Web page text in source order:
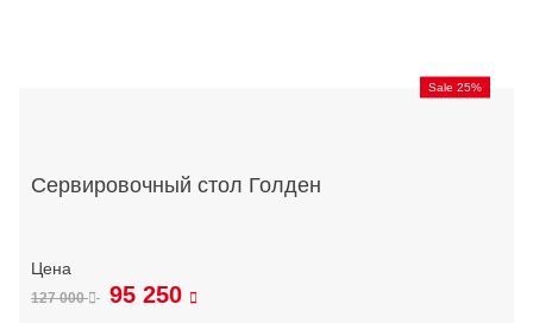
Sale 25%
Сервировочный стол Голден
127 000 95 250